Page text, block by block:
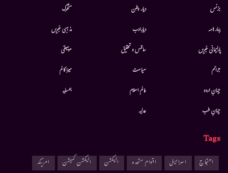
بزنس
بہار نامہ
پارلیمانی خبریں
جرائم
جہانِ اردو
جہانِ طب
دیار وطن
دیارِادب
سائنس و تحقیق
سیاست
عالم اسلام
عدلیہ
متحرك
مذہبی خبریں
موسيقى
میرا کالم
ہمسایہ
Tags
احتجاج اسرائیل اقوام متحدہ الیکشن الیکشن کمیشن
امریکہ